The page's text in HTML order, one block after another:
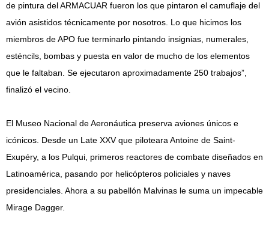
de pintura del ARMACUAR fueron los que pintaron el camuflaje del
avión asistidos técnicamente por nosotros. Lo que hicimos los
miembros de APO fue terminarlo pintando insignias, numerales,
esténcils, bombas y puesta en valor de mucho de los elementos
que le faltaban. Se ejecutaron aproximadamente 250 trabajos”,
finalizó el vecino.
El Museo Nacional de Aeronáutica preserva aviones únicos e
icónicos. Desde un Late XXV que piloteara Antoine de Saint-
Exupéry, a los Pulqui, primeros reactores de combate diseñados en
Latinoamérica, pasando por helicópteros policiales y naves
presidenciales. Ahora a su pabellón Malvinas le suma un impecable
Mirage Dagger.